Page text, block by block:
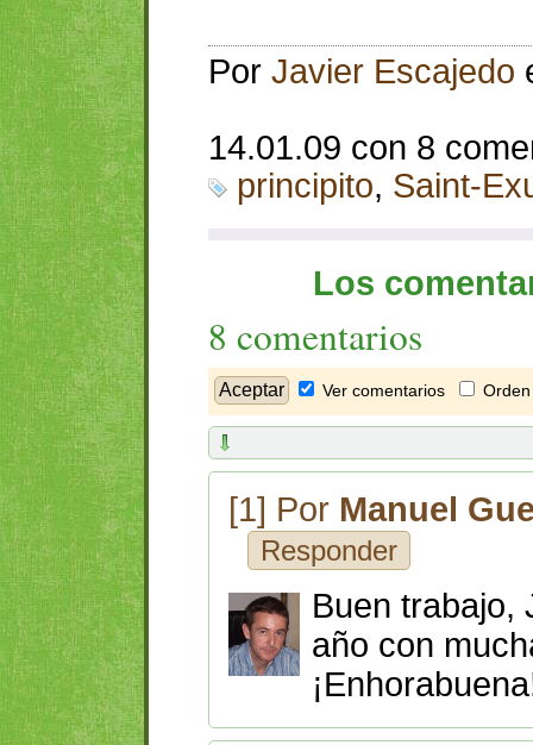
Por Javier Escajedo
14.01.09 con 8
principito, Saint-
Los
8 comentarios
Ver comentarios
[1] Por Manuel
Responder
Buen trabajo,
año con